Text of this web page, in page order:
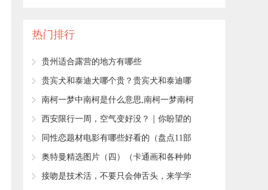
热门排行
​贵州适合露营的地方有哪些
​贵宾犬和泰迪犬哪个贵？贵宾犬和泰迪哪
个值钱
​南柯一梦中南柯是什么意思,南柯一梦南柯
是什么意思
​西安限行一周，空气变好没？｜你盼望的
各区限行区域图来了！
​同性恋题材电影有哪些好看的（盘点11部
同志题材豆瓣高分电影）
​奥特曼精选图片（四）（卡通画和各种帅
图）
​接吻是技术活，不要只会伸舌头，来学学